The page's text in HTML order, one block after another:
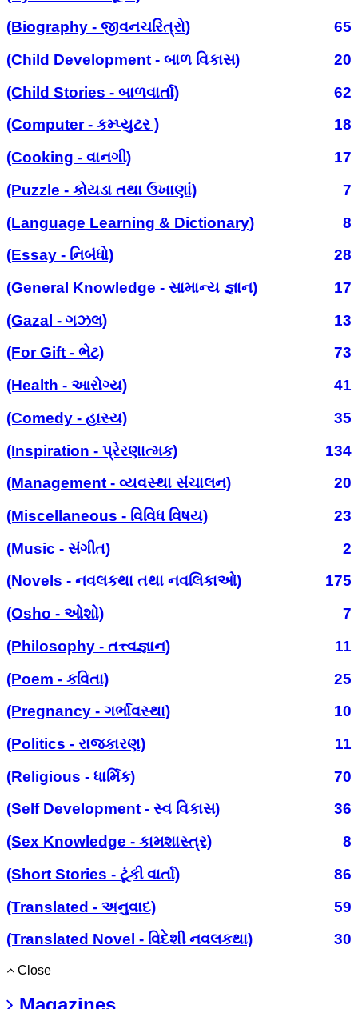
(Biography - જીવનચરિત્રો)
65
(Child Development - બાળ વિકાસ)
20
(Child Stories - બાળવાર્તા)
62
(Computer - કમ્પ્યુટર )
18
(Cooking - વાનગી)
17
(Puzzle - કોયડા તથા ઉખાણાં)
7
(Language Learning & Dictionary)
8
(Essay - નિબંધો)
28
(General Knowledge - સામાન્ય જ્ઞાન)
17
(Gazal - ગઝલ)
13
(For Gift - ભેટ)
73
(Health - આરોગ્ય)
41
(Comedy - હાસ્ય)
35
(Inspiration - પ્રેરણાત્મક)
134
(Management - વ્યવસ્થા સંચાલન)
20
(Miscellaneous - વિવિધ વિષય)
23
(Music - સંગીત)
2
(Novels - નવલકથા તથા નવલિકાઓ)
175
(Osho - ઓશો)
7
(Philosophy - તત્ત્વજ્ઞાન)
11
(Poem - કવિતા)
25
(Pregnancy - ગર્ભાવસ્થા)
10
(Politics - રાજકારણ)
11
(Religious - ધાર્મિક)
70
(Self Development - સ્વ વિકાસ)
36
(Sex Knowledge - કામશાસ્ત્ર)
8
(Short Stories - ટૂંકી વાર્તા)
86
(Translated - અનુવાદ)
59
(Translated Novel - વિદેશી નવલકથા)
30
Close
Magazines